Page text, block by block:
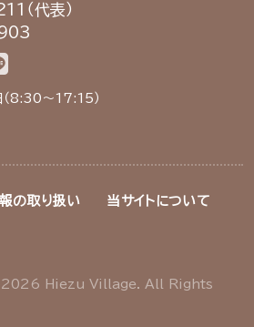
代表）
（8:30～17:15）
の取り扱い 当サイトについて
Hiezu Village. All Rights